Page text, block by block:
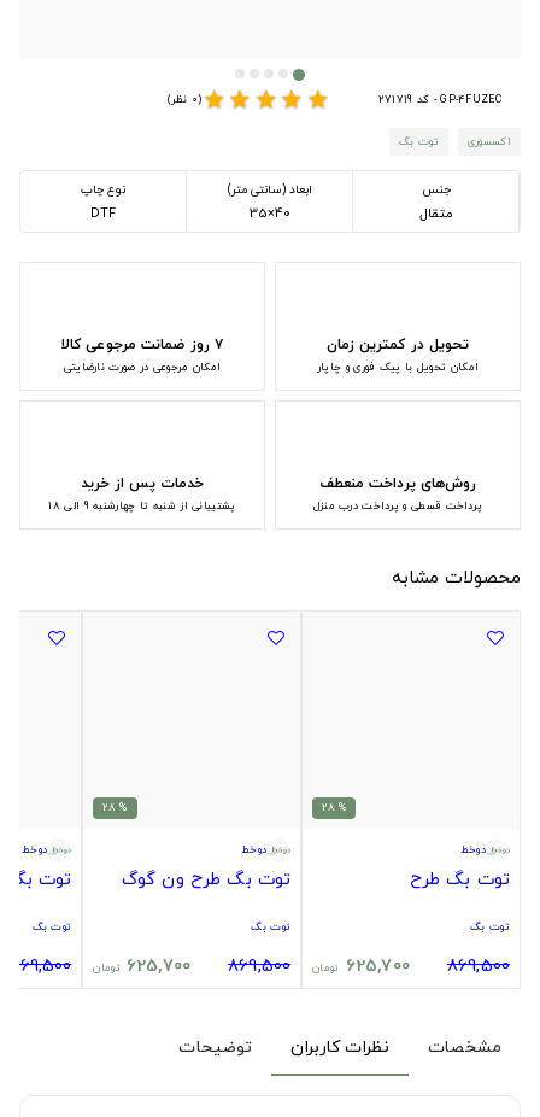
GP-4FUZEC - کد 271719 star
star
star
star
star(0 نظر)
اکسسوری توت بگ
جنس
متقال
ابعاد (سانتی متر)
40×35
نوع چاپ
DTF
تحویل در کمترین زمان
امکان تحویل با پیک فوری و چاپار
۷ روز ضمانت مرجوعی کالا
امکان مرجوعی در صورت نارضایتی
روش‌های پرداخت منعطف
پرداخت قسطی و پرداخت درب منزل
خدمات پس از خرید
پشتیبانی از شنبه تا چهارشنبه 9 الی 18
محصولات مشابه
% 28
دوخط
توت بگ طرح
توت بگ
869,500
625,700 تومان
% 28
دوخط
توت بگ طرح ون گوگ
توت بگ
869,500
625,700 تومان
دوخط
توت بگ
توت بگ
869,500
مشخصات نظرات کاربران توضیحات